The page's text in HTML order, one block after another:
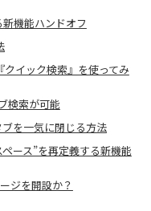
機能ハンドオフ
イック検索』を使ってみ
検索が可能
を一気に閉じる方法
ース”を再定義する新機能
ジを開設か？